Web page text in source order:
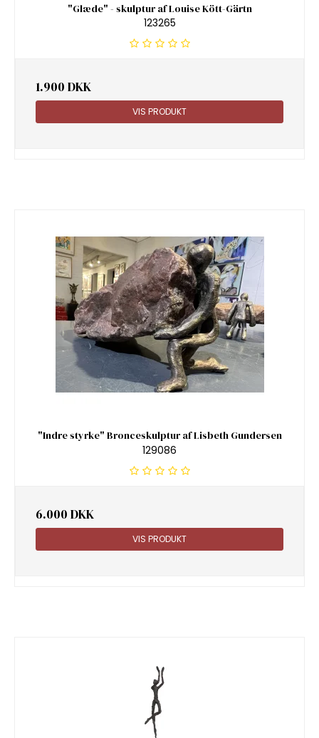
"Glæde" - skulptur af Louise Kött-Gärtn
123265
1.900 DKK
VIS PRODUKT
"Indre styrke" Bronceskulptur af Lisbeth Gundersen
129086
6.000 DKK
VIS PRODUKT